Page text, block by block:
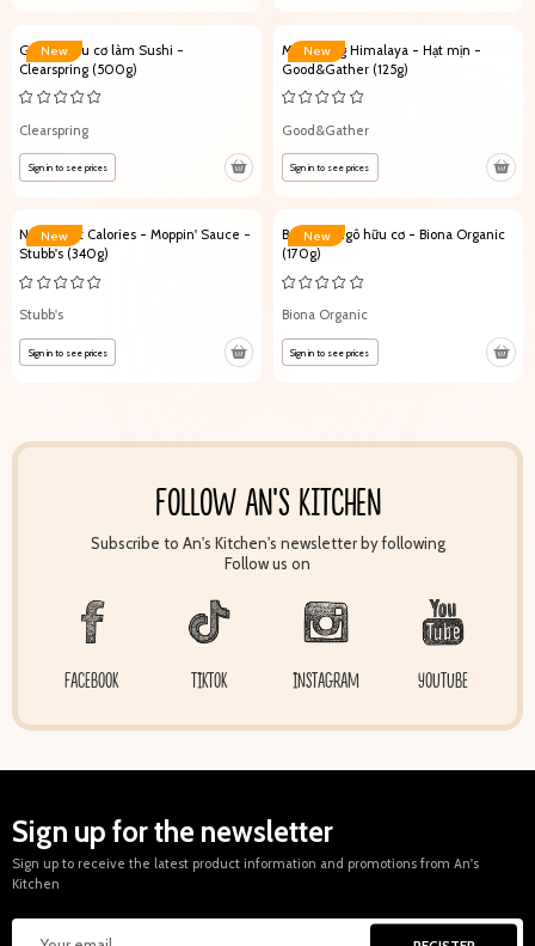
New
Gạo lứt hữu cơ làm Sushi -
Clearspring (500g)
Clearspring
Sign in to see prices
New
Muối hồng Himalaya - Hạt mịn -
Good&Gather (125g)
Good&Gather
Sign in to see prices
New
Nước xốt ít Calories - Moppin' Sauce -
Stubb's (340g)
Stubb's
Sign in to see prices
New
Bơ hạt bí ngô hữu cơ - Biona Organic
(170g)
Biona Organic
Sign in to see prices
FOLLOW AN'S KITCHEN
Subscribe to An's Kitchen's newsletter by following
Follow us on
FACEBOOK TIKTOK INSTAGRAM YOUTUBE
Sign up for the newsletter
Sign up to receive the latest product information and promotions from An's
Kitchen